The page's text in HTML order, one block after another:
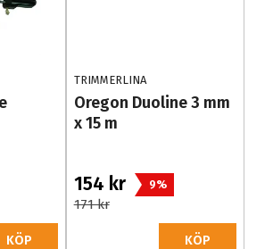
KÖP
TRIMMERLINA
Oregon Duoline 3 mm
x 15 m
154 kr 9%
171 kr
KÖP